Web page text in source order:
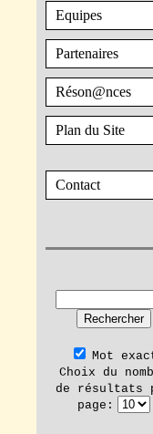
Equipes
Partenaires
Réson@nces
Plan du Site
Contact
Mot
Choix du
de résultats
page: